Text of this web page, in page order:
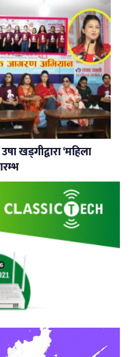
खड्गीद्वारा ‘महिला